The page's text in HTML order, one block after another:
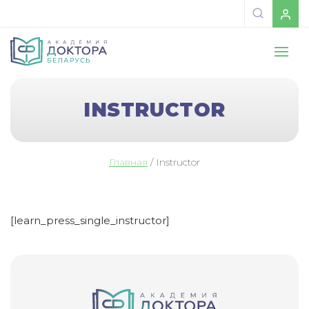
INSTRUCTOR
Главная / Instructor
[learn_press_single_instructor]